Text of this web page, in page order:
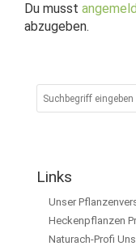
Du musst
abzugeben.
Links
Unser
Heckenpflanzen
Naturach-Profi